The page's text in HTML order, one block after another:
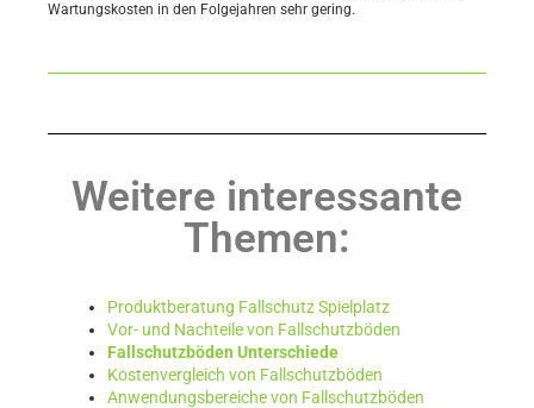
Wartungskosten in den Folgejahren sehr gering.
Weitere interessante
Themen:
Produktberatung Fallschutz Spielplatz
Vor- und Nachteile von Fallschutzböden
Fallschutzböden Unterschiede
Kostenvergleich von Fallschutzböden
Anwendungsbereiche von Fallschutzböden